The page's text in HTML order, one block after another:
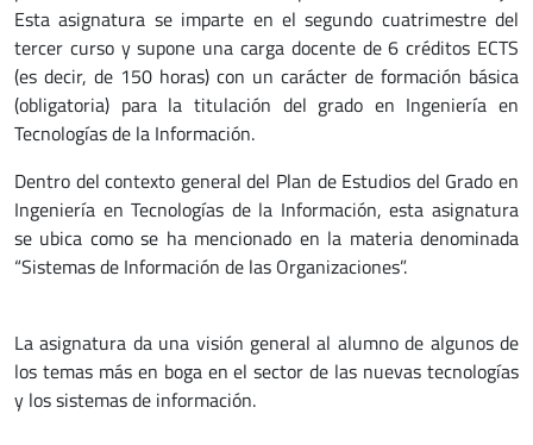
Esta asignatura se imparte en el segundo cuatrimestre del
tercer curso y supone una carga docente de 6 créditos ECTS
(es decir, de 150 horas) con un carácter de formación básica
(obligatoria) para la titulación del grado en Ingeniería en
Tecnologías de la Información.
Dentro del contexto general del Plan de Estudios del Grado en
Ingeniería en Tecnologías de la Información, esta asignatura
se ubica como se ha mencionado en la materia denominada
“Sistemas de Información de las Organizaciones”.
La asignatura da una visión general al alumno de algunos de
los temas más en boga en el sector de las nuevas tecnologías
y los sistemas de información.